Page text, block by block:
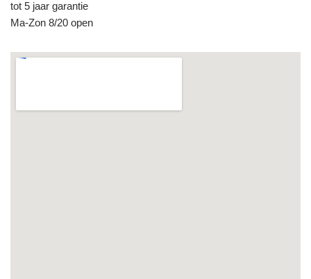
tot 5 jaar garantie
Ma-Zon 8/20 open